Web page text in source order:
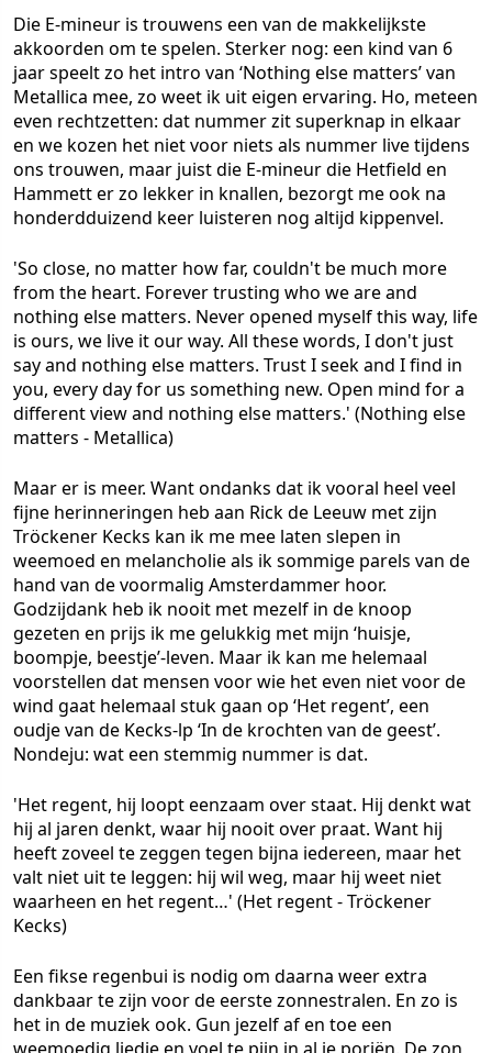
Die E-mineur is trouwens een van de makkelijkste
akkoorden om te spelen. Sterker nog: een kind van 6
jaar speelt zo het intro van ‘Nothing else matters’ van
Metallica mee, zo weet ik uit eigen ervaring. Ho, meteen
even rechtzetten: dat nummer zit superknap in elkaar
en we kozen het niet voor niets als nummer live tijdens
ons trouwen, maar juist die E-mineur die Hetfield en
Hammett er zo lekker in knallen, bezorgt me ook na
honderdduizend keer luisteren nog altijd kippenvel.
'So close, no matter how far, couldn't be much more
from the heart. Forever trusting who we are and
nothing else matters. Never opened myself this way, life
is ours, we live it our way. All these words, I don't just
say and nothing else matters. Trust I seek and I find in
you, every day for us something new. Open mind for a
different view and nothing else matters.' (Nothing else
matters - Metallica)
Maar er is meer. Want ondanks dat ik vooral heel veel
fijne herinneringen heb aan Rick de Leeuw met zijn
Tröckener Kecks kan ik me mee laten slepen in
weemoed en melancholie als ik sommige parels van de
hand van de voormalig Amsterdammer hoor.
Godzijdank heb ik nooit met mezelf in de knoop
gezeten en prijs ik me gelukkig met mijn ‘huisje,
boompje, beestje’-leven. Maar ik kan me helemaal
voorstellen dat mensen voor wie het even niet voor de
wind gaat helemaal stuk gaan op ‘Het regent’, een
oudje van de Kecks-lp ‘In de krochten van de geest’.
Nondeju: wat een stemmig nummer is dat.
'Het regent, hij loopt eenzaam over staat. Hij denkt wat
hij al jaren denkt, waar hij nooit over praat. Want hij
heeft zoveel te zeggen tegen bijna iedereen, maar het
valt niet uit te leggen: hij wil weg, maar hij weet niet
waarheen en het regent…' (Het regent - Tröckener
Kecks)
Een fikse regenbui is nodig om daarna weer extra
dankbaar te zijn voor de eerste zonnestralen. En zo is
het in de muziek ook. Gun jezelf af en toe een